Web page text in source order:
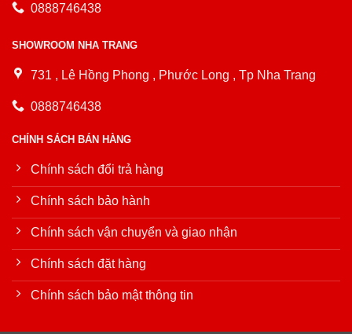
0888746438
SHOWROOM NHA TRANG
731 , Lê Hồng Phong , Phước Long , Tp Nha Trang
0888746438
CHÍNH SÁCH BÁN HÀNG
Chính sách đổi trả hàng
Chính sách bảo hành
Chính sách vận chuyển và giao nhận
Chính sách đặt hàng
Chính sách bảo mật thông tin